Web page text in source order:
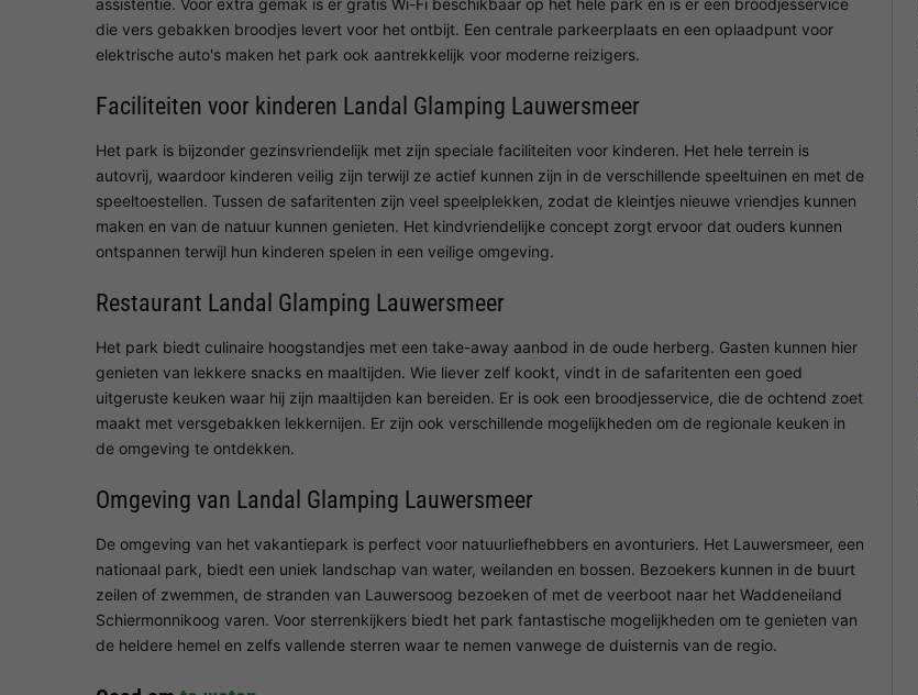
die vers gebakken broodjes levert voor het ontbijt. Een centrale parkeerplaats en een oplaadpunt voor
elektrische auto's maken het park ook aantrekkelijk voor moderne reizigers.
Faciliteiten voor kinderen Landal Glamping Lauwersmeer
Het park is bijzonder gezinsvriendelijk met zijn speciale faciliteiten voor kinderen. Het hele terrein is
autovrij, waardoor kinderen veilig zijn terwijl ze actief kunnen zijn in de verschillende speeltuinen en met de
speeltoestellen. Tussen de safaritenten zijn veel speelplekken, zodat de kleintjes nieuwe vriendjes kunnen
maken en van de natuur kunnen genieten. Het kindvriendelijke concept zorgt ervoor dat ouders kunnen
ontspannen terwijl hun kinderen spelen in een veilige omgeving.
Restaurant Landal Glamping Lauwersmeer
Het park biedt culinaire hoogstandjes met een take-away aanbod in de oude herberg. Gasten kunnen hier
genieten van lekkere snacks en maaltijden. Wie liever zelf kookt, vindt in de safaritenten een goed
uitgeruste keuken waar hij zijn maaltijden kan bereiden. Er is ook een broodjesservice, die de ochtend zoet
maakt met versgebakken lekkernijen. Er zijn ook verschillende mogelijkheden om de regionale keuken in
de omgeving te ontdekken.
Omgeving van Landal Glamping Lauwersmeer
De omgeving van het vakantiepark is perfect voor natuurliefhebbers en avonturiers. Het Lauwersmeer, een
nationaal park, biedt een uniek landschap van water, weilanden en bossen. Bezoekers kunnen in de buurt
zeilen of zwemmen, de stranden van Lauwersoog bezoeken of met de veerboot naar het Waddeneiland
Schiermonnikoog varen. Voor sterrenkijkers biedt het park fantastische mogelijkheden om te genieten van
de heldere hemel en zelfs vallende sterren waar te nemen vanwege de duisternis van de regio.